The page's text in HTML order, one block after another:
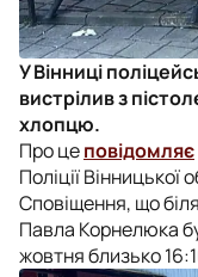
У Вінниці
вистрілив з
хлопцю.
Про цеповідомляє
Поліції Вінницької
Сповіщення, що
Павла Корнелюка
жовтня близько